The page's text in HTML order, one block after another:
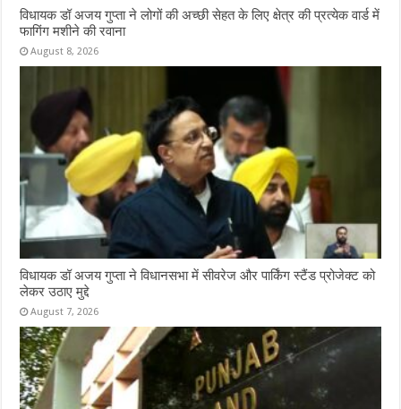
विधायक डॉ अजय गुप्ता ने लोगों की अच्छी सेहत के लिए क्षेत्र की प्रत्येक वार्ड में
फागिंग मशीने की रवाना
August 8, 2026
विधायक डॉ अजय गुप्ता ने विधानसभा में सीवरेज और पार्किंग स्टैंड प्रोजेक्ट को
लेकर उठाए मुद्दे
August 7, 2026